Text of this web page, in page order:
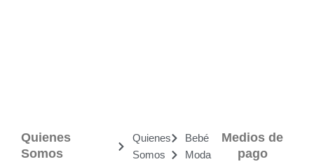
Quienes
Somos
Quienes
Somos
Bebé
Moda
Medios de
pago